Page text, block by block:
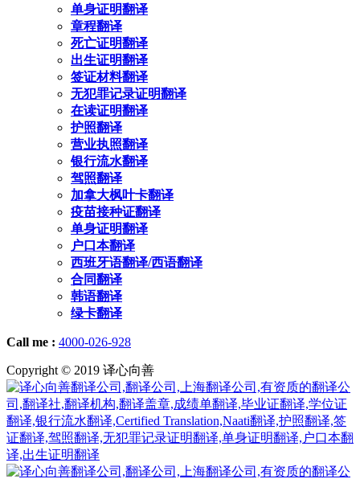
单身证明翻译
章程翻译
死亡证明翻译
出生证明翻译
签证材料翻译
无犯罪记录证明翻译
在读证明翻译
护照翻译
营业执照翻译
银行流水翻译
驾照翻译
加拿大枫叶卡翻译
疫苗接种证翻译
单身证明翻译
户口本翻译
西班牙语翻译/西语翻译
合同翻译
韩语翻译
绿卡翻译
Call me : 4000-026-928
Copyright © 2019 译心向善